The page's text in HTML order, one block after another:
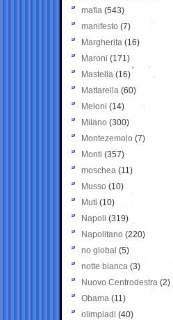
mafia (543)
manifesto (7)
Margherita (16)
Maroni (171)
Mastella (16)
Mattarella (60)
Meloni (14)
Milano (300)
Montezemolo (7)
Monti (357)
moschea (11)
Musso (10)
Muti (10)
Napoli (319)
Napolitano (220)
no global (5)
notte bianca (3)
Nuovo Centrodestra (2)
Obama (11)
olimpiadi (40)